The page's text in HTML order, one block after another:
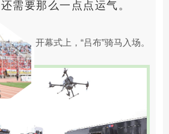
需要那么一点点运气。
开幕式上，“吕布”骑马入场。